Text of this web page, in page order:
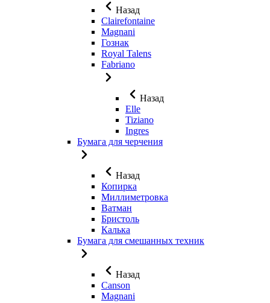
Назад
Clairefontaine
Magnani
Гознак
Royal Talens
Fabriano
Назад
Elle
Tiziano
Ingres
Бумага для черчения
Назад
Копирка
Миллиметровка
Ватман
Бристоль
Калька
Бумага для смешанных техник
Назад
Canson
Magnani